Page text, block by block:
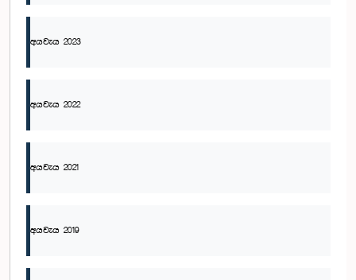
අයවැය 2023
අයවැය 2022
අයවැය 2021
අයවැය 2019